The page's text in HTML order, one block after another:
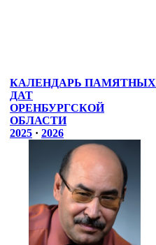
КАЛЕНДАРЬ ПАМЯТНЫХ
ДАТ
ОРЕНБУРГСКОЙ
ОБЛАСТИ
2025 · 2026